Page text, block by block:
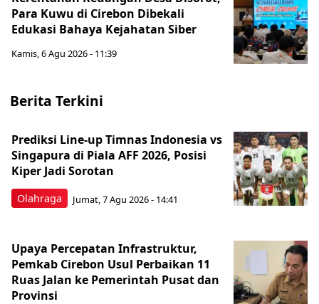
Para Kuwu di Cirebon Dibekali
Edukasi Bahaya Kejahatan Siber
Kamis, 6 Agu 2026 - 11:39
Berita Terkini
Olahraga
Prediksi Line-up Timnas Indonesia vs
Singapura di Piala AFF 2026, Posisi
Kiper Jadi Sorotan
Jumat, 7 Agu 2026 - 14:41
Upaya Percepatan Infrastruktur,
Pemkab Cirebon Usul Perbaikan 11
Ruas Jalan ke Pemerintah Pusat dan
Provinsi